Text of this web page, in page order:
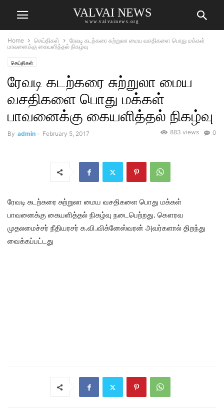
VALVAI NEWS
www.valvainews.org
Home செய்திகள்
ரேவடி கடற்கரை சுற்றுலா மைய வசதிகளை பொது மக்கள்
பாவனைக்கு கையளித்தல் நிகழ்வு
செய்திகள்
ரேவடி கடற்கரை சுற்றுலா மைய
வசதிகளை பொது மக்கள்
பாவனைக்கு கையளித்தல் நிகழ்வு
By admin - February 5, 2017 0
883 views
ரேவடி கடற்கரை சுற்றுலா மைய வசதிகளை பொது மக்கள்
பாவனைக்கு கையளித்தல் நிகழ்வு நடைபெற்றது. கௌரவ
முதலமைச்சர் நீதியரசர் க.வி.விக்னேஸ்வரன் அவர்களால் திறந்து
வைக்கப்பட்டது